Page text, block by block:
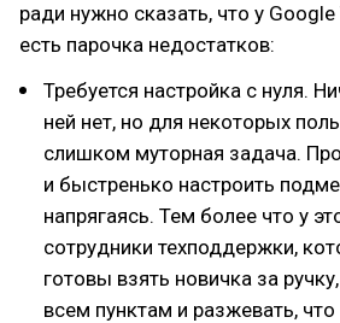
ради нужно сказать, что у
есть парочка недостатков:
Требуется настройка с нуля.
ней нет, но для некоторых
слишком муторная задача.
и быстренько настроить
напрягаясь. Тем более что у
сотрудники техподдержки,
готовы взять новичка за
всем пунктам и разжевать, что